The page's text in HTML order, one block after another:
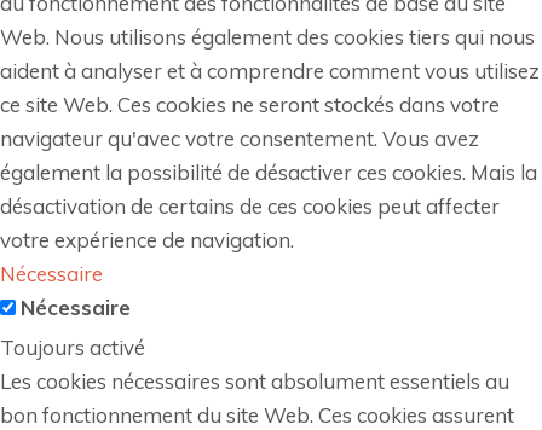
Web. Nous utilisons également des cookies tiers qui nous
aident à analyser et à comprendre comment vous utilisez
ce site Web. Ces cookies ne seront stockés dans votre
navigateur qu'avec votre consentement. Vous avez
également la possibilité de désactiver ces cookies. Mais la
désactivation de certains de ces cookies peut affecter
votre expérience de navigation.
Nécessaire
Nécessaire
Toujours activé
Les cookies nécessaires sont absolument essentiels au
bon fonctionnement du site Web. Ces cookies assurent